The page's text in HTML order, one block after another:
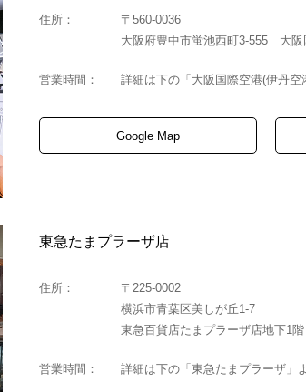
住所：
〒560-0036
大阪府豊中市蛍池西町3-555 大阪
営業時間： 詳細は下の「大阪国際空港(伊丹空
Google Map
東急たまプラーザ店
住所：
〒225-0002
横浜市青葉区美しが丘1-7
東急百貨店たまプラーザ店地下1
営業時間： 詳細は下の「東急たまプラーザ」